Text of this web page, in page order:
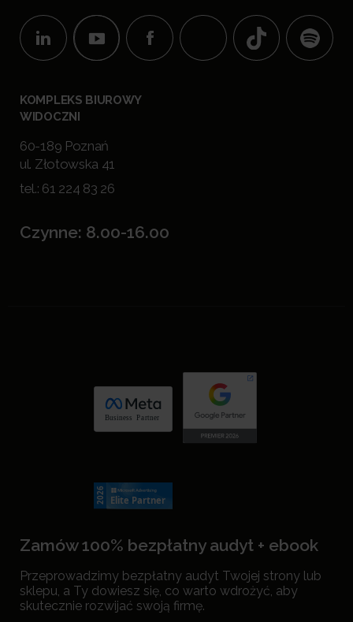
KOMPLEKS BIUROWY
WIDOCZNI
60-189 Poznań
ul. Złotowska 41
tel.: 61 224 83 26
Czynne: 8.00-16.00
Zamów 100% bezpłatny audyt + ebook
Przeprowadzimy bezpłatny audyt Twojej strony lub
sklepu, a Ty dowiesz się, co warto wdrożyć, aby
skutecznie rozwijać swoją firmę.